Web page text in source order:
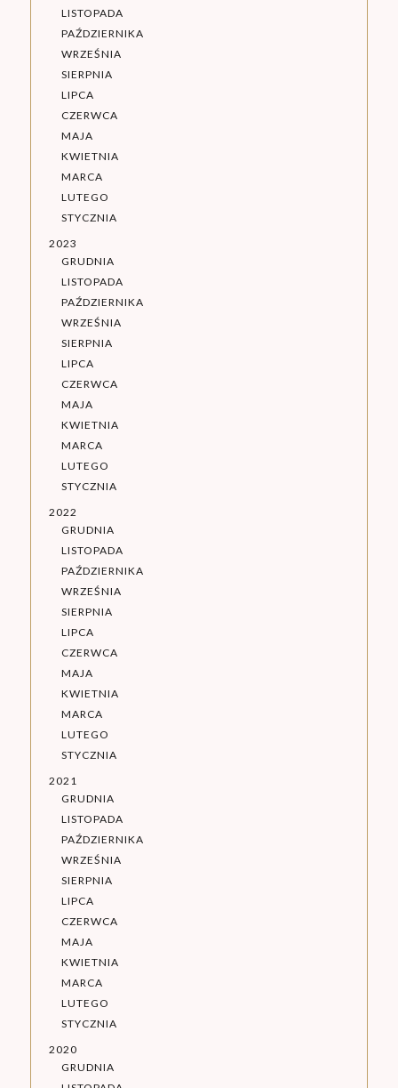
LISTOPADA
PAŹDZIERNIKA
WRZEŚNIA
SIERPNIA
LIPCA
CZERWCA
MAJA
KWIETNIA
MARCA
LUTEGO
STYCZNIA
2023
GRUDNIA
LISTOPADA
PAŹDZIERNIKA
WRZEŚNIA
SIERPNIA
LIPCA
CZERWCA
MAJA
KWIETNIA
MARCA
LUTEGO
STYCZNIA
2022
GRUDNIA
LISTOPADA
PAŹDZIERNIKA
WRZEŚNIA
SIERPNIA
LIPCA
CZERWCA
MAJA
KWIETNIA
MARCA
LUTEGO
STYCZNIA
2021
GRUDNIA
LISTOPADA
PAŹDZIERNIKA
WRZEŚNIA
SIERPNIA
LIPCA
CZERWCA
MAJA
KWIETNIA
MARCA
LUTEGO
STYCZNIA
2020
GRUDNIA